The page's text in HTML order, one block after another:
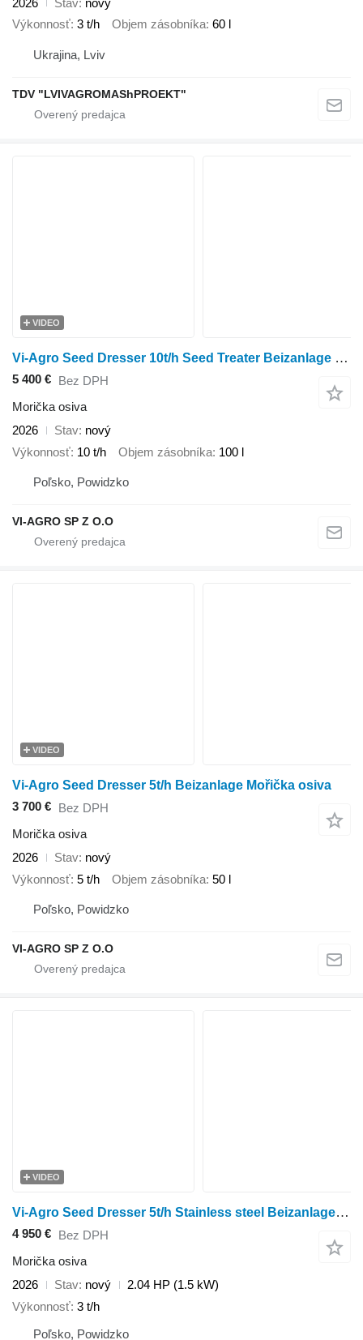
2026 Stav nový
Výkonnosť 3 t/h Objem zásobníka 60 l
Ukrajina, Lviv
TDV "LVIVAGROMAShPROEKT"
VIDEO
Vi-Agro Seed Dresser 10t/h Seed Treater Beizanlage Mořička osiva
5 400 € Bez DPH
Morička osiva
2026
Stav nový
Výkonnosť 10 t/h Objem zásobníka 100 l
Poľsko, Powidzko
VI-AGRO SP Z O.O
VIDEO
Vi-Agro Seed Dresser 5t/h Beizanlage Mořička osiva
3 700 € Bez DPH
Morička osiva
2026
Stav nový
Výkonnosť 5 t/h Objem zásobníka 50 l
Poľsko, Powidzko
VI-AGRO SP Z O.O
VIDEO
Vi-Agro Seed Dresser 5t/h Stainless steel Beizanlage Mořička osiv
4 950 € Bez DPH
Morička osiva
2026
Stav nový
2.04 HP (1.5 kW)
Výkonnosť 3 t/h
Poľsko, Powidzko